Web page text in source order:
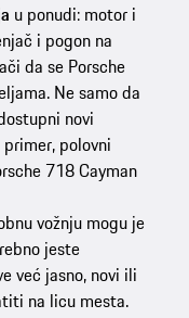
u ponudi: motor i
i pogon na
da se Porsche
Ne samo da
novi
polovni
718 Cayman
vožnju mogu je
jeste
već jasno, novi ili
na licu mesta.